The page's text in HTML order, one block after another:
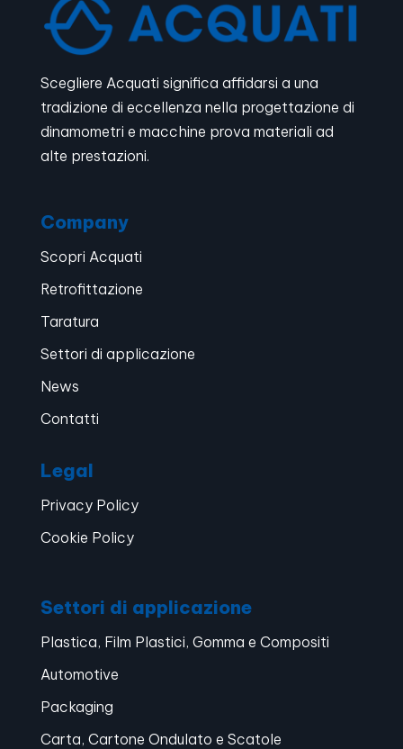
Scegliere Acquati significa affidarsi a una
tradizione di eccellenza nella progettazione di
dinamometri e macchine prova materiali ad
alte prestazioni.
Company
Scopri Acquati
Retrofittazione
Taratura
Settori di applicazione
News
Contatti
Legal
Privacy Policy
Cookie Policy
Settori di applicazione
Plastica, Film Plastici, Gomma e Compositi
Automotive
Packaging
Carta, Cartone Ondulato e Scatole